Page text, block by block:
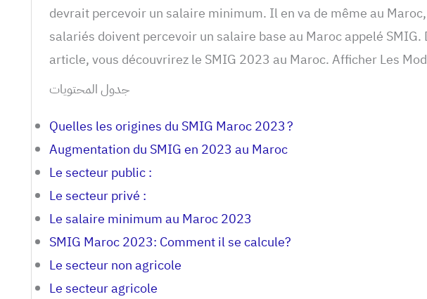
devrait percevoir un salaire minimum. Il en va de même au
salariés doivent percevoir un salaire base au Maroc appelé SMIG.
article, vous découvrirez le SMIG 2023 au Maroc. Afficher Les
جدول المحتويات
Quelles les origines du SMIG Maroc 2023 ?
Augmentation du SMIG en 2023 au Maroc
Le secteur public :
Le secteur privé :
Le salaire minimum au Maroc 2023
SMIG Maroc 2023: Comment il se calcule?
Le secteur non agricole
Le secteur agricole